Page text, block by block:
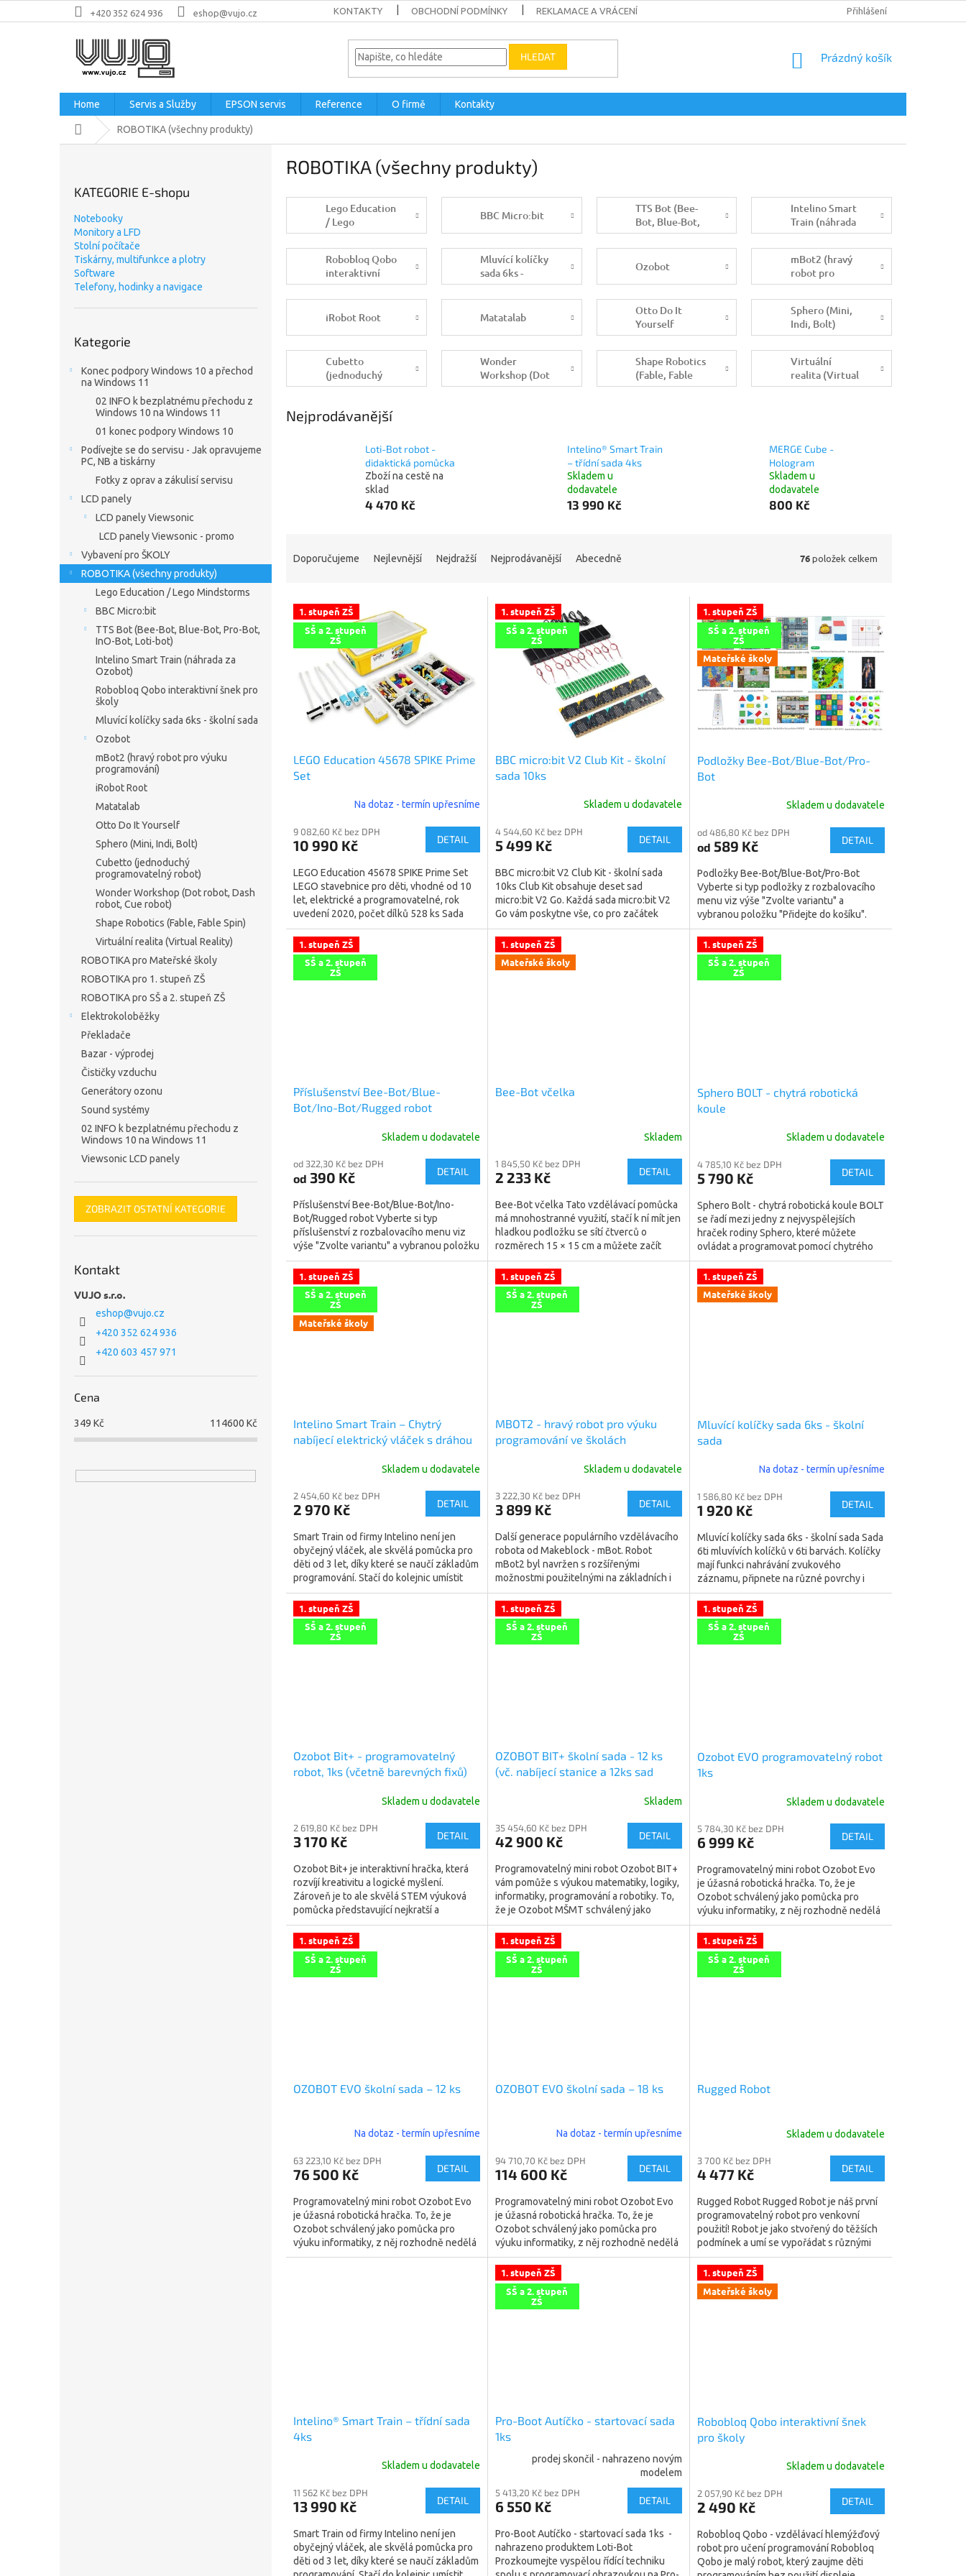
na
+420 352 624 936 eshop@vujo.cz KONTAKTY OBCHODNÍ PODMÍNKY REKLAMACE A VRÁCENÍ PODMÍNKY OCHRANY OSOBNÍCH ÚDAJŮ
Přihlášení
HLEDAT
NÁKUPNÍ
Prázdný košík
Home Servis a Služby EPSON servis Reference O firmě Kontakty
Domů ROBOTIKA (všechny produkty)
KATEGORIE E-shopu
Notebooky
Monitory a LFD
Stolní počítače
Tiskárny, multifunkce a plotry
Software
Telefony, hodinky a navigace
kategorie
Kategorie
Konec podpory Windows 10 a přechod
na Windows 11
02 INFO k bezplatnému přechodu z
Windows 10 na Windows 11
01 konec podpory Windows 10
Podívejte se do servisu - Jak opravujeme
PC, NB a tiskárny
Fotky z oprav a zákulisí servisu
LCD panely
LCD panely Viewsonic
LCD panely Viewsonic - promo
Vybavení pro ŠKOLY
ROBOTIKA (všechny produkty)
Lego Education / Lego Mindstorms
BBC Micro:bit
TTS Bot (Bee-Bot, Blue-Bot, Pro-Bot,
InO-Bot, Loti-bot)
Intelino Smart Train (náhrada za
Ozobot)
Robobloq Qobo interaktivní šnek pro
školy
Mluvící kolíčky sada 6ks - školní sada
Ozobot
mBot2 (hravý robot pro výuku
programování)
iRobot Root
Matatalab
Otto Do It Yourself
Sphero (Mini, Indi, Bolt)
Cubetto (jednoduchý
programovatelný robot)
Wonder Workshop (Dot robot, Dash
robot, Cue robot)
Shape Robotics (Fable, Fable Spin)
Virtuální realita (Virtual Reality)
ROBOTIKA pro Mateřské školy
ROBOTIKA pro 1. stupeň ZŠ
ROBOTIKA pro SŠ a 2. stupeň ZŠ
Elektrokoloběžky
Překladače
Bazar - výprodej
Čističky vzduchu
Generátory ozonu
Sound systémy
02 INFO k bezplatnému přechodu z
Windows 10 na Windows 11
Viewsonic LCD panely
ZOBRAZIT OSTATNÍ KATEGORIE
Kontakt
VUJO s.r.o.
eshop@vujo.cz
+420 352 624 936
+420 603 457 971
Cena
349 Kč 114600 Kč
ROBOTIKA (všechny produkty)
Lego Education
/ Lego
Mindstorms
BBC Micro:bit
TTS Bot (Bee-
Bot, Blue-Bot,
Pro-Bot, InO-
Bot, Loti-bot)
Intelino Smart
Train (náhrada
za Ozobot)
Robobloq Qobo
interaktivní
šnek pro školy
Mluvící kolíčky
sada 6ks -
školní sada
Ozobot
mBot2 (hravý
robot pro
výuku
programování)
iRobot Root
Matatalab
Otto Do It
Yourself
Sphero (Mini,
Indi, Bolt)
Cubetto
(jednoduchý
programovatelný
Wonder
Workshop (Dot
robot, Dash
Shape Robotics
(Fable, Fable
Spin)
Virtuální
realita (Virtual
Reality)
Nejprodávanější
Loti-Bot robot -
didaktická pomůcka
Zboží na cestě na
sklad
4 470 Kč
Intelino® Smart Train
– třídní sada 4ks
Skladem u
dodavatele
13 990 Kč
MERGE Cube -
Hologram
Skladem u
dodavatele
800 Kč
n
Doporučujeme Nejlevnější Nejdražší Nejprodávanější Abecedně 76 položek celkem
V 1. stupeň ZŠ
SŠ a 2. stupeň
ZŠ
LEGO Education 45678 SPIKE Prime
Set
Na dotaz - termín upřesníme
9 082,60 Kč bez DPH
10 990 Kč DETAIL
LEGO Education 45678 SPIKE Prime Set
LEGO stavebnice pro děti, vhodné od 10
let, elektrické a programovatelné, rok
uvedení 2020, počet dílků 528 ks Sada
LEGO Education SPIKE...
1. stupeň ZŠ
SŠ a 2. stupeň
ZŠ
BBC micro:bit V2 Club Kit - školní
sada 10ks
Skladem u dodavatele
4 544,60 Kč bez DPH
5 499 Kč DETAIL
BBC micro:bit V2 Club Kit - školní sada
10ks Club Kit obsahuje deset sad
micro:bit V2 Go. Každá sada micro:bit V2
Go vám poskytne vše, co pro začátek
potřebujete. Obsahuje...
1. stupeň ZŠ
SŠ a 2. stupeň
ZŠ
Mateřské školy
Podložky Bee-Bot/Blue-Bot/Pro-
Bot
Skladem u dodavatele
od 486,80 Kč bez DPH
od 589 Kč DETAIL
Podložky Bee-Bot/Blue-Bot/Pro-Bot
Vyberte si typ podložky z rozbalovacího
menu viz výše "Zvolte variantu" a
vybranou položku "Přidejte do košíku".
Vyberte si některou z...
1. stupeň ZŠ
SŠ a 2. stupeň
ZŠ
Příslušenství Bee-Bot/Blue-
Bot/Ino-Bot/Rugged robot
Skladem u dodavatele
od 322,30 Kč bez DPH
od 390 Kč DETAIL
Příslušenství Bee-Bot/Blue-Bot/Ino-
Bot/Rugged robot Vyberte si typ
příslušenství z rozbalovacího menu viz
výše "Zvolte variantu" a vybranou položku
"Přidejte do košíku"....
1. stupeň ZŠ
Mateřské školy
Bee-Bot včelka
Skladem
1 845,50 Kč bez DPH
2 233 Kč DETAIL
Bee-Bot včelka Tato vzdělávací pomůcka
má mnohostranné využití, stačí k ní mít jen
hladkou podložku se sítí čtverců o
rozměrech 15 × 15 cm a můžete začít
programovat. Včelka...
1. stupeň ZŠ
SŠ a 2. stupeň
ZŠ
Sphero BOLT - chytrá robotická
koule
Skladem u dodavatele
4 785,10 Kč bez DPH
5 790 Kč DETAIL
Sphero Bolt - chytrá robotická koule BOLT
se řadí mezi jedny z nejvyspělejších
hraček rodiny Sphero, které můžete
ovládat a programovat pomocí chytrého
mobilního zařízení....
1. stupeň ZŠ
SŠ a 2. stupeň
ZŠ
Mateřské školy
Intelino Smart Train – Chytrý
nabíjecí elektrický vláček s dráhou
Skladem u dodavatele
2 454,60 Kč bez DPH
2 970 Kč DETAIL
Smart Train od firmy Intelino není jen
obyčejný vláček, ale skvělá pomůcka pro
děti od 3 let, díky které se naučí základům
programování. Stačí do kolejnic umístit
barevné dílky...
1. stupeň ZŠ
SŠ a 2. stupeň
ZŠ
MBOT2 - hravý robot pro výuku
programování ve školách
Skladem u dodavatele
3 222,30 Kč bez DPH
3 899 Kč DETAIL
Další generace populárního vzdělávacího
robota od Makeblock - mBot. Robot
mBot2 byl navržen s rozšířenými
možnostmi použitelnými na základních i
středních školách....
1. stupeň ZŠ
Mateřské školy
Mluvící kolíčky sada 6ks - školní
sada
Na dotaz - termín upřesníme
1 586,80 Kč bez DPH
1 920 Kč DETAIL
Mluvící kolíčky sada 6ks - školní sada Sada
6ti mluvívích kolíčků v 6ti barvách. Kolíčky
mají funkci nahrávání zvukového
záznamu, připnete na různé povrchy i
magnetickou...
1. stupeň ZŠ
SŠ a 2. stupeň
ZŠ
Ozobot Bit+ - programovatelný
robot, 1ks (včetně barevných fixů)
Skladem u dodavatele
2 619,80 Kč bez DPH
3 170 Kč DETAIL
Ozobot Bit+ je interaktivní hračka, která
rozvíjí kreativitu a logické myšlení.
Zároveň je to ale skvělá STEM výuková
pomůcka představující nejkratší a
nejzábavnější cestu ke...
1. stupeň ZŠ
SŠ a 2. stupeň
ZŠ
OZOBOT BIT+ školní sada - 12 ks
(vč. nabíjecí stanice a 12ks sad
Skladem
35 454,60 Kč bez DPH
42 900 Kč DETAIL
Programovatelný mini robot Ozobot BIT+
vám pomůže s výukou matematiky, logiky,
informatiky, programování a robotiky. To,
že je Ozobot MŠMT schválený jako
pomůcka pro výuku, z...
1. stupeň ZŠ
SŠ a 2. stupeň
ZŠ
Ozobot EVO programovatelný robot
1ks
Skladem u dodavatele
5 784,30 Kč bez DPH
6 999 Kč DETAIL
Programovatelný mini robot Ozobot Evo
je úžasná robotická hračka. To, že je
Ozobot schválený jako pomůcka pro
výuku informatiky, z něj rozhodně nedělá
nezáživnou technickou...
1. stupeň ZŠ
SŠ a 2. stupeň
ZŠ
OZOBOT EVO školní sada – 12 ks
Na dotaz - termín upřesníme
63 223,10 Kč bez DPH
76 500 Kč DETAIL
Programovatelný mini robot Ozobot Evo
je úžasná robotická hračka. To, že je
Ozobot schválený jako pomůcka pro
výuku informatiky, z něj rozhodně nedělá
nezáživnou technickou...
1. stupeň ZŠ
SŠ a 2. stupeň
ZŠ
OZOBOT EVO školní sada – 18 ks
Na dotaz - termín upřesníme
94 710,70 Kč bez DPH
114 600 Kč DETAIL
Programovatelný mini robot Ozobot Evo
je úžasná robotická hračka. To, že je
Ozobot schválený jako pomůcka pro
výuku informatiky, z něj rozhodně nedělá
nezáživnou technickou...
1. stupeň ZŠ
SŠ a 2. stupeň
ZŠ
Rugged Robot
Skladem u dodavatele
3 700 Kč bez DPH
4 477 Kč DETAIL
Rugged Robot Rugged Robot je náš první
programovatelný robot pro venkovní
použití! Robot je jako stvořený do těžších
podmínek a umí se vypořádat s různými
druhy terénu –...
Intelino® Smart Train – třídní sada
4ks
Skladem u dodavatele
11 562 Kč bez DPH
13 990 Kč DETAIL
Smart Train od firmy Intelino není jen
obyčejný vláček, ale skvělá pomůcka pro
děti od 3 let, díky které se naučí základům
1. stupeň ZŠ
SŠ a 2. stupeň
ZŠ
Pro-Boot Autíčko - startovací sada
1ks
prodej skončil - nahrazeno novým
modelem
5 413,20 Kč bez DPH
6 550 Kč DETAIL
Pro-Boot Autíčko - startovací sada 1ks -
nahrazeno produktem Loti-Bot
Prozkoumejte vyspělou řídící techniku
1. stupeň ZŠ
Mateřské školy
Robobloq Qobo interaktivní šnek
pro školy
Skladem u dodavatele
2 057,90 Kč bez DPH
2 490 Kč DETAIL
Robobloq Qobo - vzdělávací hlemýžďový
robot pro učení programování Robobloq
Qobo je malý robot, který zaujme děti